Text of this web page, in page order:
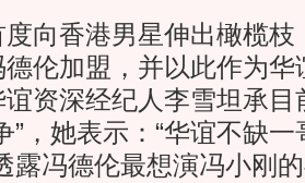
香港男星伸出橄榄枝
伦加盟，并以此作为华
资深经纪人李雪坦承目
”，她表示：“华谊不缺
露冯德伦最想演冯小刚